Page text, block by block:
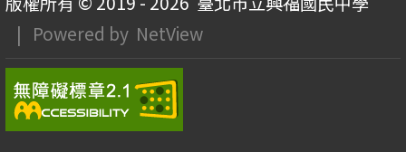
| Powered by NetView